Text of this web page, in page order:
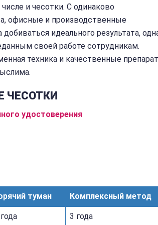
и чесотки. С одинаково
офисные и производственные
идеального результата,
своей работе сотрудникам.
техника и качественные
ЧЕСОТКИ
удостоверения
туман Комплексный метод
3 года